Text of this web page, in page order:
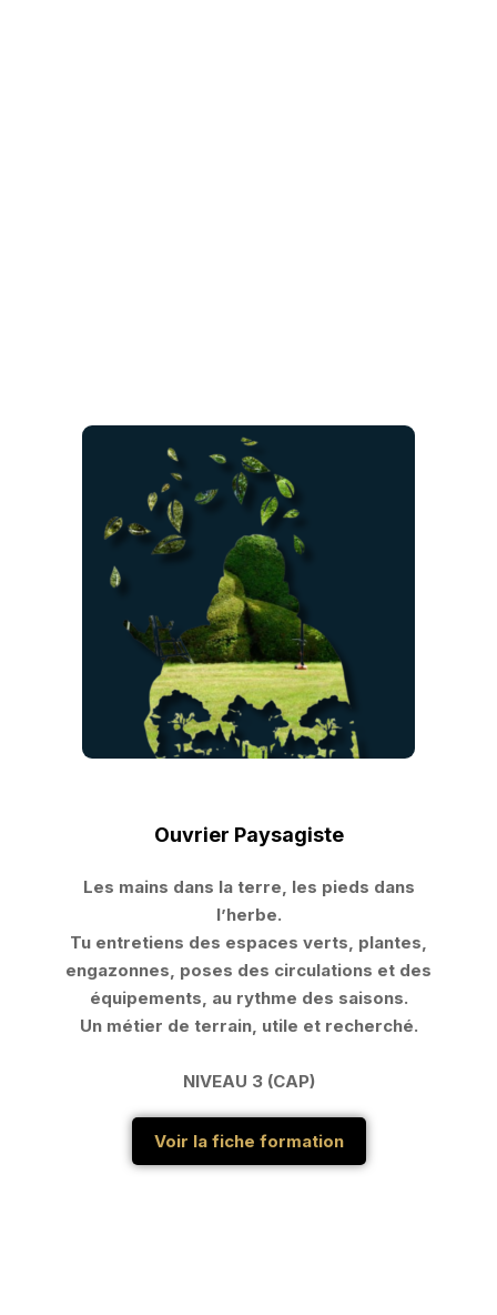
Ouvrier Paysagiste
Les mains dans la terre, les pieds dans
l’herbe.
Tu entretiens des espaces verts, plantes,
engazonnes, poses des circulations et des
équipements, au rythme des saisons.
Un métier de terrain, utile et recherché.
NIVEAU 3 (CAP)
Voir la fiche formation